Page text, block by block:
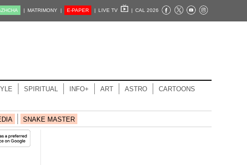
| MATRIMONY | E-PAPER | LIVE TV | CAL 2026
SPIRITUAL INFO+ ART ASTRO CARTOONS
SNAKE MASTER